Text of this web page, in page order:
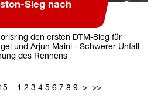
Sieg nach
den ersten DTM-Sieg für
und Arjun Maini - Schwerer Unfall
des Rennens
1 2 3 4 5 6 7 8 9 > >>